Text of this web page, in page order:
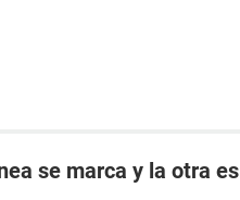
se marca y la otra